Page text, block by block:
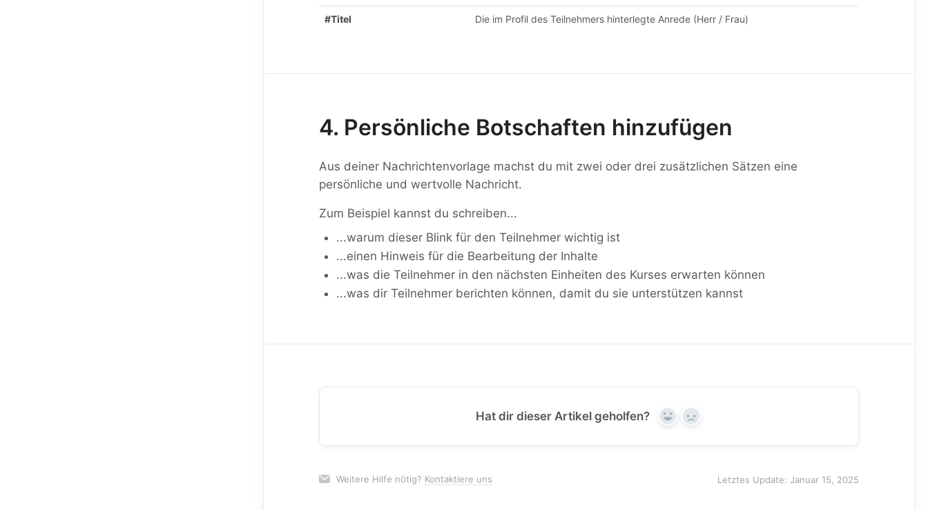
#Titel Die im Profil des Teilnehmers hinterlegte Anrede (Herr / Frau)
4. Persönliche Botschaften hinzufügen
Aus deiner Nachrichtenvorlage machst du mit zwei oder drei zusätzlichen Sätzen eine
persönliche und wertvolle Nachricht.
Zum Beispiel kannst du schreiben...
...warum dieser Blink für den Teilnehmer wichtig ist
...einen Hinweis für die Bearbeitung der Inhalte
...was die Teilnehmer in den nächsten Einheiten des Kurses erwarten können
...was dir Teilnehmer berichten können, damit du sie unterstützen kannst
Hat dir dieser Artikel geholfen? Yes No
Weitere Hilfe nötig? Kontaktiere uns Letztes Update: Januar 15, 2025